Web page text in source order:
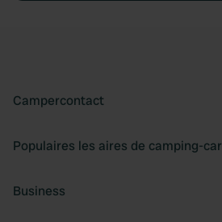
Campercontact
Populaires les aires de camping-car
Business